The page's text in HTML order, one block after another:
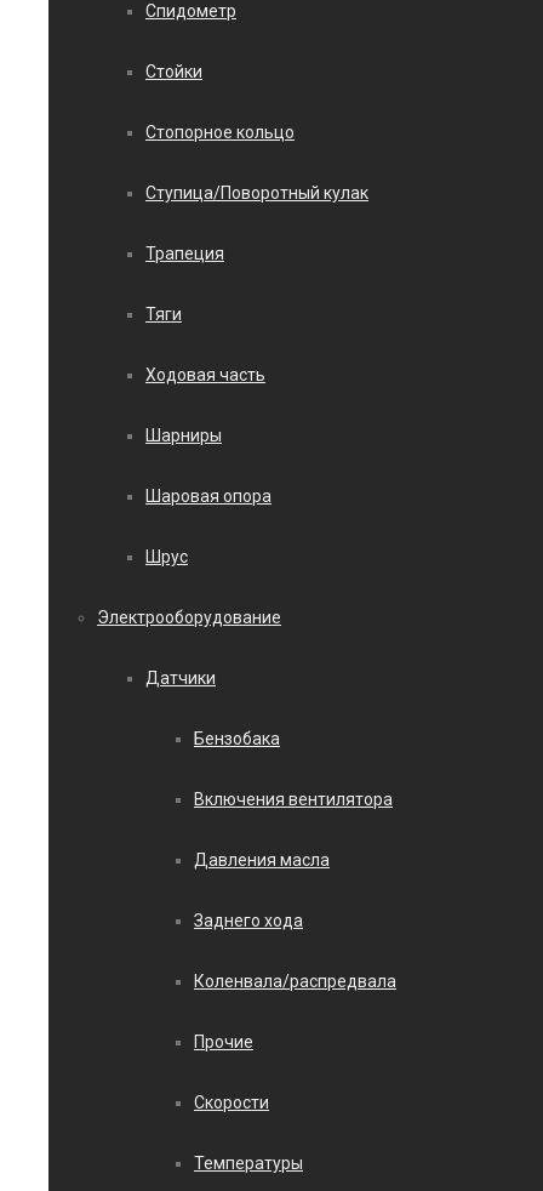
Спидометр
Стойки
Стопорное кольцо
Ступица/Поворотный кулак
Трапеция
Тяги
Ходовая часть
Шарниры
Шаровая опора
Шрус
Электрооборудование
Датчики
Бензобака
Включения вентилятора
Давления масла
Заднего хода
Коленвала/распредвала
Прочие
Скорости
Температуры